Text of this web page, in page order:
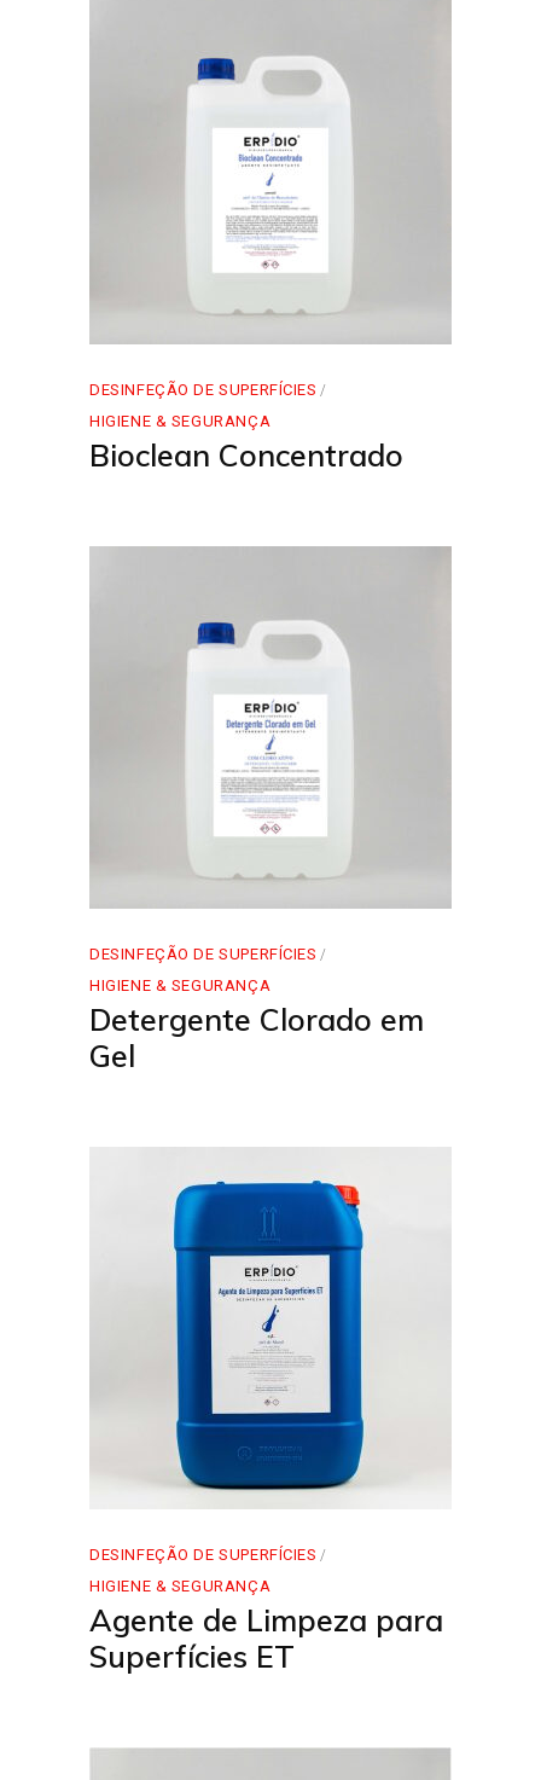
DESINFEÇÃO DE SUPERFÍCIES
HIGIENE & SEGURANÇA
Bioclean Concentrado
DESINFEÇÃO DE SUPERFÍCIES
HIGIENE & SEGURANÇA
Detergente Clorado em
Gel
DESINFEÇÃO DE SUPERFÍCIES
HIGIENE & SEGURANÇA
Agente de Limpeza para
Superfícies ET